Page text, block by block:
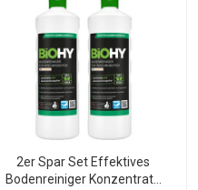
2er Spar Set Effektives
Bodenreiniger Konzentrat...